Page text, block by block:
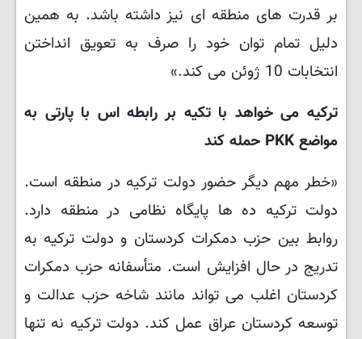
بر قدرت های منطقه ای نیز داشته باشد. به همین
دلیل تمام توان خود را صرف به تعویق انداختن
انتخابات 10 ژوئن می کند.»
ترکیه می خواهد با تکیه بر رابطه اس با پارتی به
مواضع PKK حمله کند
«خطر مهم دیگر حضور دولت ترکیه در منطقه است.
دولت ترکیه ده ها پایگاه نظامی در منطقه دارد.
روابط بین حزب دمکرات کردستان و دولت ترکیه به
تدریج در حال افزایش است. متأسفانه حزب دمکرات
کردستان اغلب می تواند مانند شاخه حزب عدالت و
توسعه کردستان عراق عمل کند. دولت ترکیه نه تنها